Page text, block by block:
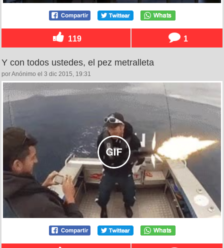
119 1
Y con todos ustedes, el pez metralleta
por Anónimo el 3 dic 2015, 19:31